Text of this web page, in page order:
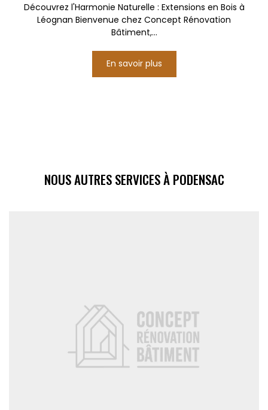
Découvrez l'Harmonie Naturelle : Extensions en Bois à
Léognan Bienvenue chez Concept Rénovation
Bâtiment,...
En savoir plus
NOUS AUTRES SERVICES À PODENSAC